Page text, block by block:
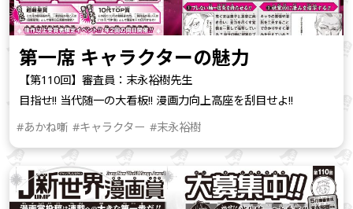
第一席 キャラクターの魅力
【第110回】審査員：末永裕樹先生
目指せ!! 当代随一の大看板!! 漫画力向上高座を刮目せよ!!
#あかね噺 #キャラクター #末永裕樹